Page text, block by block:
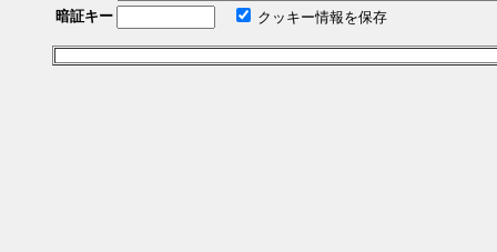
暗証キー
クッキー情報を保存